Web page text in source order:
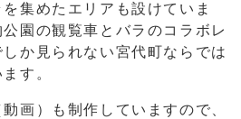
集めたエリアも設けていま
園の観覧車とバラのコラボレ
か見られない宮代町ならでは
す。
画）も制作していますので、